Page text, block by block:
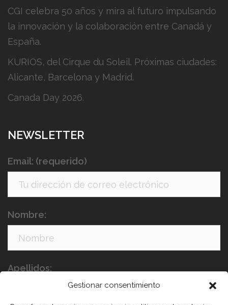
Gestionar consentimiento
CGI celebra 50 años y mira al futuro impulsando
la innovación y la colaboración entre Canadá y
España.
KURIOS, del Cirque du Soleil. Próximas ciudades:
Alicante, Barcelona y Madrid.
Canada Day 2026.
NEWSLETTER
Email: (requerido)
Nombre:
Apellidos: